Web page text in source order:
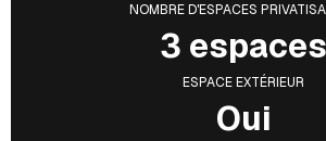
NOMBRE D'ESPACES
3 espaces
ESPACE EXTÉRIEUR
Oui